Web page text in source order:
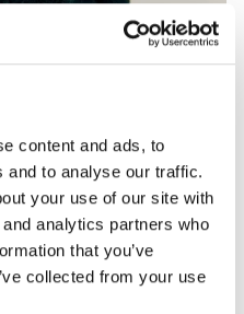
content and ads, to
and to analyse our traffic.
your use of our site with
analytics partners who
that you’ve
collected from your use